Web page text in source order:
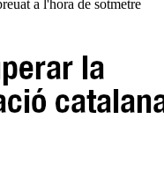
a l'hora de sotmetre